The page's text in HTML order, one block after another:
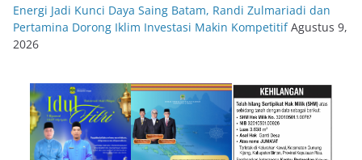
Energi Jadi Kunci Daya Saing Batam, Randi Zulmariadi dan
Pertamina Dorong Iklim Investasi Makin Kompetitif Agustus 9,
2026